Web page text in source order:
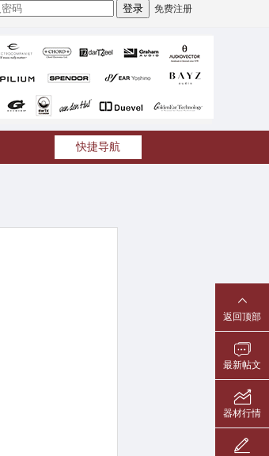
免费注册
快捷导航
返回顶部
最新帖文
器材行情